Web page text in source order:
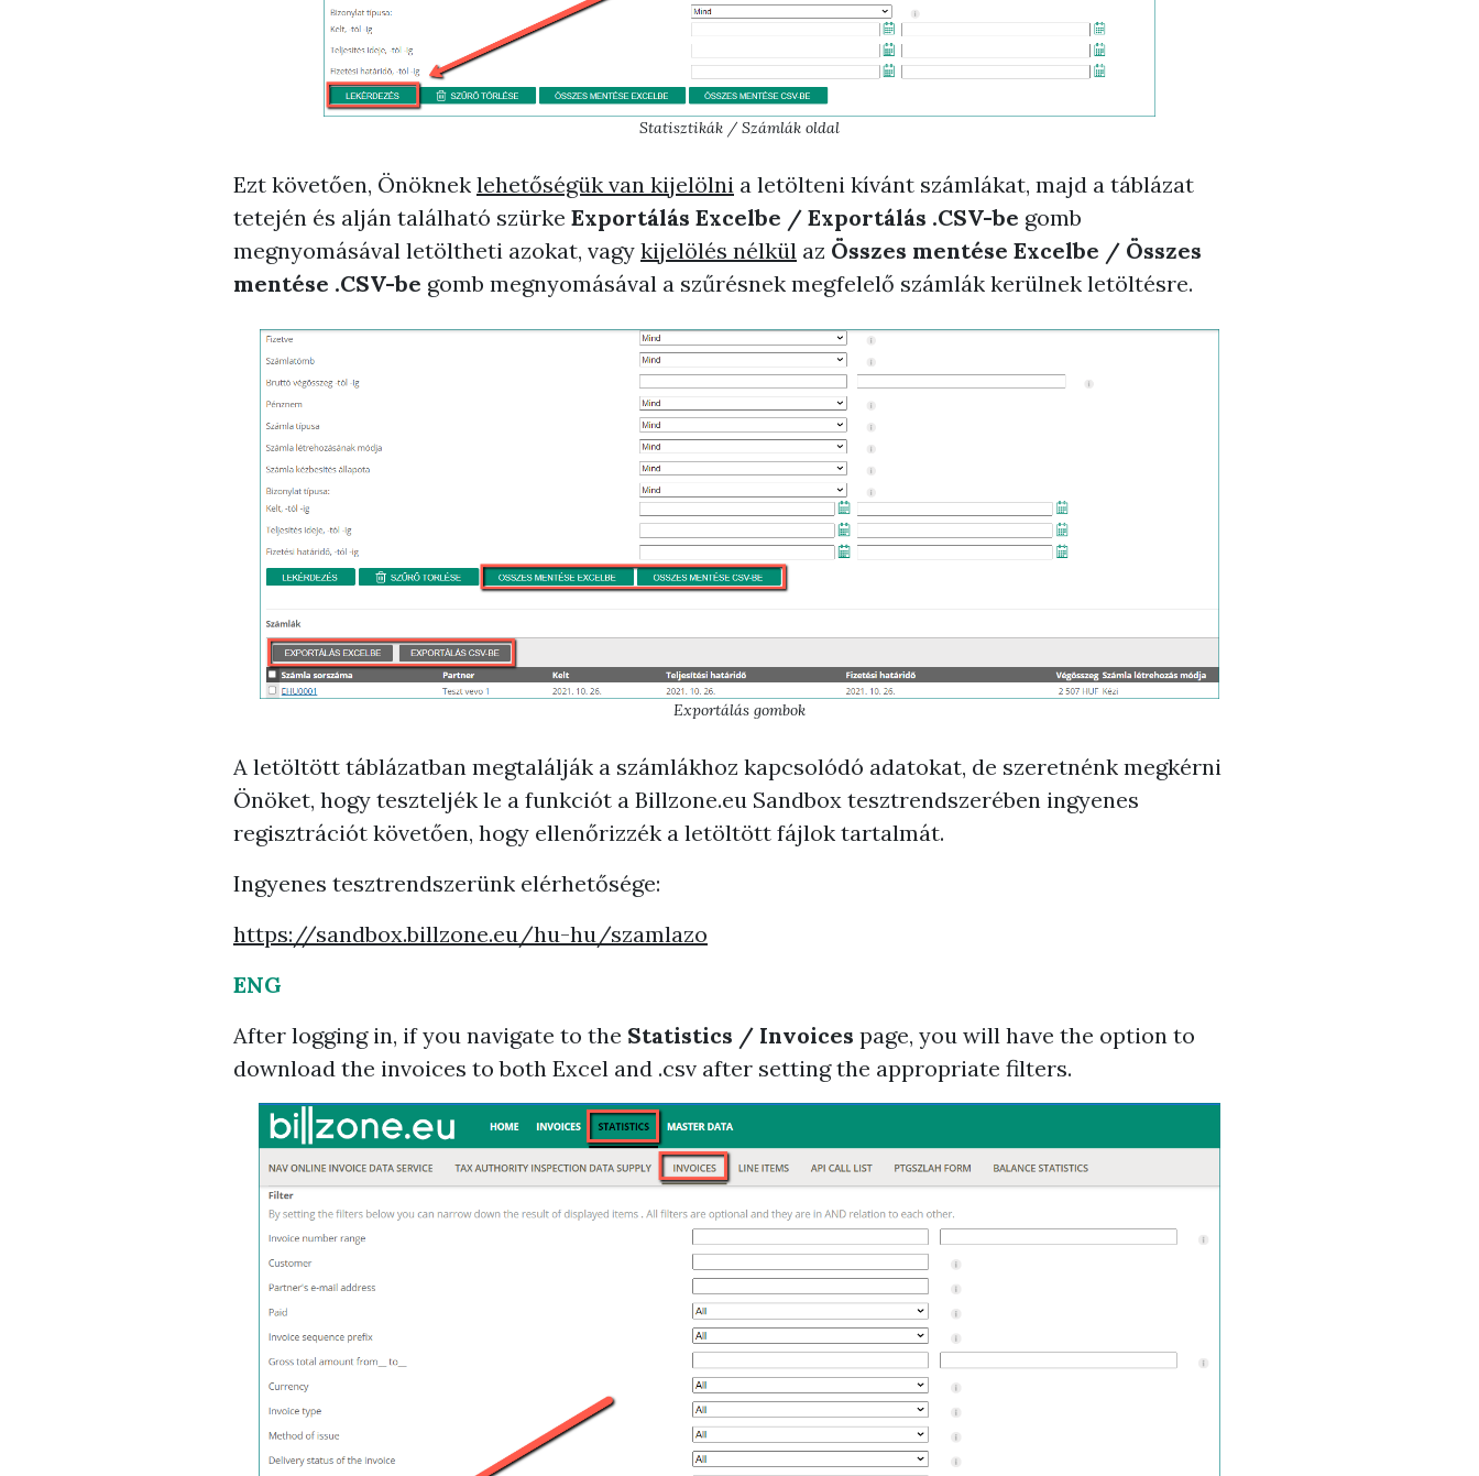
Statisztikák / Számlák oldal
Ezt követően, Önöknek lehetőségük van kijelölni a letölteni kívánt számlákat, majd a táblázat
tetején és alján található szürke Exportálás Excelbe / Exportálás .CSV-be gomb
megnyomásával letöltheti azokat, vagy kijelölés nélkül az Összes mentése Excelbe / Összes
mentése .CSV-be gomb megnyomásával a szűrésnek megfelelő számlák kerülnek letöltésre.
Exportálás gombok
A letöltött táblázatban megtalálják a számlákhoz kapcsolódó adatokat, de szeretnénk megkérni
Önöket, hogy teszteljék le a funkciót a Billzone.eu Sandbox tesztrendszerében ingyenes
regisztrációt követően, hogy ellenőrizzék a letöltött fájlok tartalmát.
Ingyenes tesztrendszerünk elérhetősége:
https://sandbox.billzone.eu/hu-hu/szamlazo
ENG
After logging in, if you navigate to the Statistics / Invoices page, you will have the option to
download the invoices to both Excel and .csv after setting the appropriate filters.